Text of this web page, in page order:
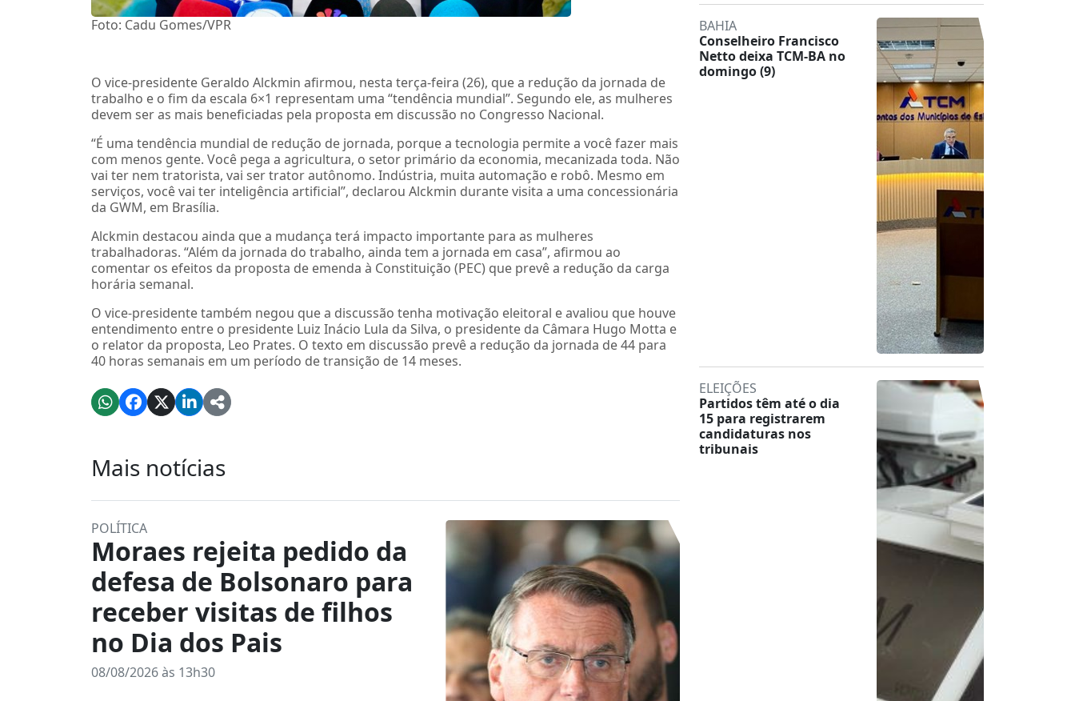
Foto: Cadu Gomes/VPR
O vice-presidente Geraldo Alckmin afirmou, nesta terça-feira (26), que a redução da jornada de
trabalho e o fim da escala 6×1 representam uma “tendência mundial”. Segundo ele, as mulheres
devem ser as mais beneficiadas pela proposta em discussão no Congresso Nacional.
“É uma tendência mundial de redução de jornada, porque a tecnologia permite a você fazer mais
com menos gente. Você pega a agricultura, o setor primário da economia, mecanizada toda. Não
vai ter nem tratorista, vai ser trator autônomo. Indústria, muita automação e robô. Mesmo em
serviços, você vai ter inteligência artificial”, declarou Alckmin durante visita a uma concessionária
da GWM, em Brasília.
Alckmin destacou ainda que a mudança terá impacto importante para as mulheres
trabalhadoras. “Além da jornada do trabalho, ainda tem a jornada em casa”, afirmou ao
comentar os efeitos da proposta de emenda à Constituição (PEC) que prevê a redução da carga
horária semanal.
O vice-presidente também negou que a discussão tenha motivação eleitoral e avaliou que houve
entendimento entre o presidente Luiz Inácio Lula da Silva, o presidente da Câmara Hugo Motta e
o relator da proposta, Leo Prates. O texto em discussão prevê a redução da jornada de 44 para
40 horas semanais em um período de transição de 14 meses.
Mais notícias
POLÍTICA
Moraes rejeita pedido da
defesa de Bolsonaro para
receber visitas de filhos
no Dia dos Pais
08/08/2026 às 13h30
BAHIA
Conselheiro Francisco
Netto deixa TCM-BA no
domingo (9)
ELEIÇÕES
Partidos têm até o dia
15 para registrarem
candidaturas nos
tribunais